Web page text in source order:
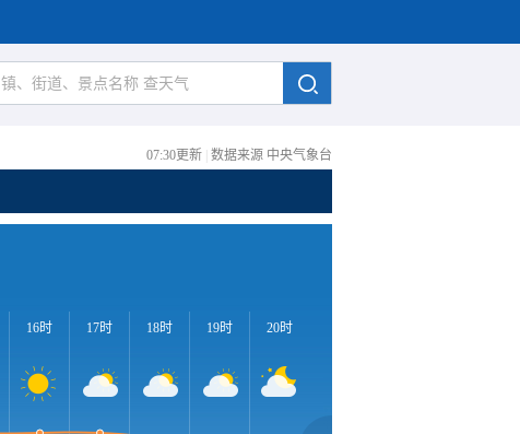
07:30更新 数据来源 中央气象台
16时 17时 18时 19时 20时